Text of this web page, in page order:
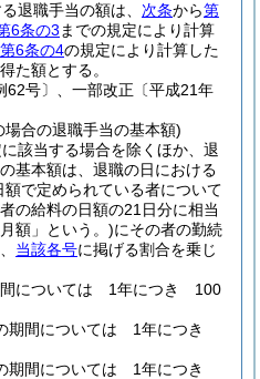
退職手当の額は、 次条から第
6条の3 までの規定により計算
第6条の4の規定により計算した
た額とする。
62号〕、一部改正〔平成21年
合の退職手当の基本額)
該当する場合を除くほか、退
基本額は、退職の日における
額で定められている者について
の給料の日額の21日分に相当
額」という。)にその者の勤続
当該各号に掲げる割合を乗じ
間については 1年につき 100
期間については 1年につき
期間については 1年につき